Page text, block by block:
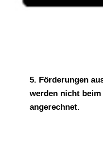
5. Förderungen
werden nicht
angerechnet.